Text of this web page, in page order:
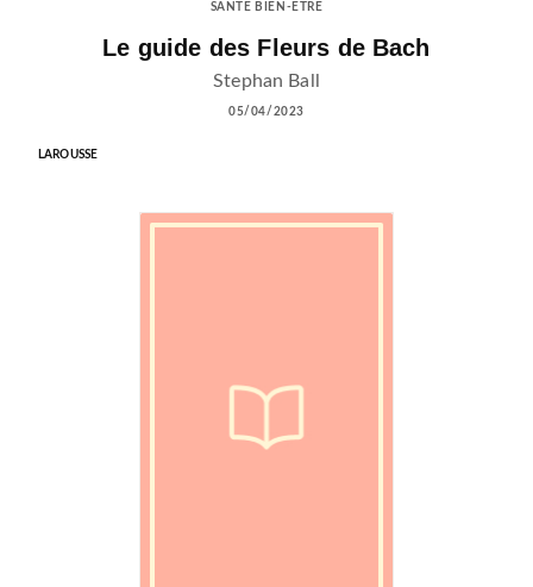
SANTÉ BIEN-ÊTRE
Le guide des Fleurs de Bach
Stephan Ball
05/04/2023
LAROUSSE